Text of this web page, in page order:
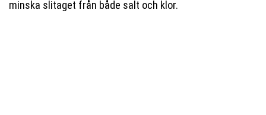
minska slitaget från både salt och klor.